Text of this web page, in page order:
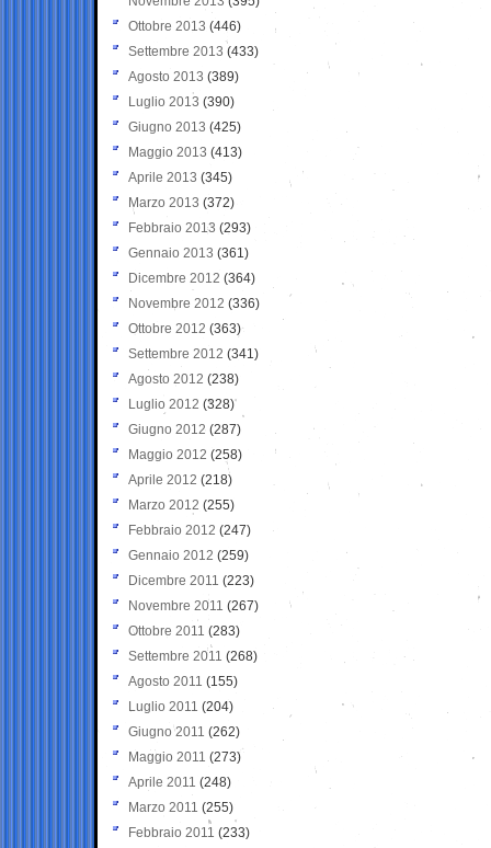
Ottobre 2013 (446)
Settembre 2013 (433)
Agosto 2013 (389)
Luglio 2013 (390)
Giugno 2013 (425)
Maggio 2013 (413)
Aprile 2013 (345)
Marzo 2013 (372)
Febbraio 2013 (293)
Gennaio 2013 (361)
Dicembre 2012 (364)
Novembre 2012 (336)
Ottobre 2012 (363)
Settembre 2012 (341)
Agosto 2012 (238)
Luglio 2012 (328)
Giugno 2012 (287)
Maggio 2012 (258)
Aprile 2012 (218)
Marzo 2012 (255)
Febbraio 2012 (247)
Gennaio 2012 (259)
Dicembre 2011 (223)
Novembre 2011 (267)
Ottobre 2011 (283)
Settembre 2011 (268)
Agosto 2011 (155)
Luglio 2011 (204)
Giugno 2011 (262)
Maggio 2011 (273)
Aprile 2011 (248)
Marzo 2011 (255)
Febbraio 2011 (233)